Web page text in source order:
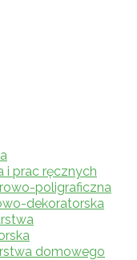
i prac ręcznych
poligraficzna
dekoratorska
domowego